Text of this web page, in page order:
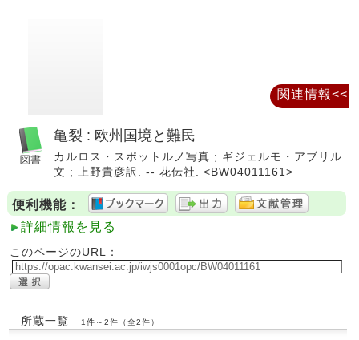
亀裂 : 欧州国境と難民
カルロス・スポットルノ写真 ; ギジェルモ・アブリル
文 ; 上野貴彦訳. -- 花伝社. <BW04011161>
便利機能：
詳細情報を見る
このページのURL：
所蔵一覧 1件～2件（全2件）
関連情報<<